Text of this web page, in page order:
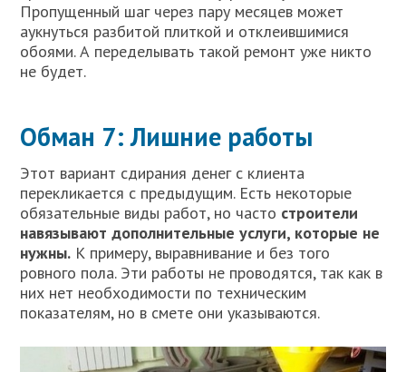
Пропущенный шаг через пару месяцев может
аукнуться разбитой плиткой и отклеившимися
обоями. А переделывать такой ремонт уже никто
не будет.
Обман 7: Лишние работы
Этот вариант сдирания денег с клиента
перекликается с предыдущим. Есть некоторые
обязательные виды работ, но часто строители
навязывают дополнительные услуги, которые не
нужны. К примеру, выравнивание и без того
ровного пола. Эти работы не проводятся, так как в
них нет необходимости по техническим
показателям, но в смете они указываются.